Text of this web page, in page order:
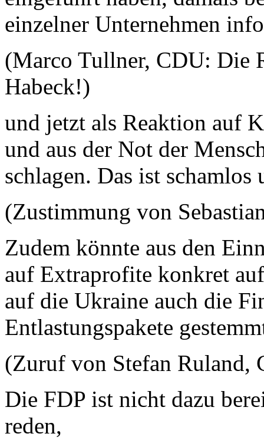
einzelner Unternehmen
(Marco Tullner, CDU: Die
Habeck!)
und jetzt als Reaktion auf
und aus der Not der
schlagen. Das ist schamlos
(Zustimmung von
Zudem könnte aus den
auf Extraprofite konkret
auf die Ukraine auch die
Entlastungspakete
(Zuruf von Stefan Ruland,
Die FDP ist nicht dazu
reden,